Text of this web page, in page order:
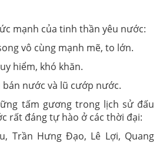
mạnh của tinh thần yêu nước:
vô cùng mạnh mẽ, to lớn.
hiểm, khó khăn.
nước và lũ cướp nước.
tấm gương trong lịch sử đấu
rất đáng tự hào ở các thời đại:
Trần Hưng Đạo, Lê Lợi, Quang